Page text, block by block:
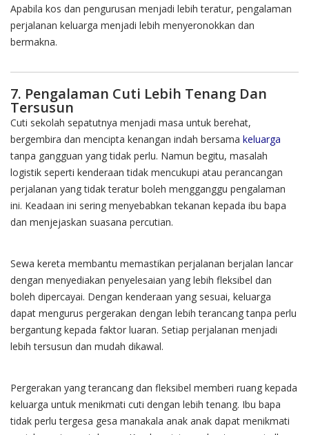
Apabila kos dan pengurusan menjadi lebih teratur, pengalaman
perjalanan keluarga menjadi lebih menyeronokkan dan
bermakna.
7. Pengalaman Cuti Lebih Tenang Dan
Tersusun
Cuti sekolah sepatutnya menjadi masa untuk berehat,
bergembira dan mencipta kenangan indah bersama keluarga
tanpa gangguan yang tidak perlu. Namun begitu, masalah
logistik seperti kenderaan tidak mencukupi atau perancangan
perjalanan yang tidak teratur boleh mengganggu pengalaman
ini. Keadaan ini sering menyebabkan tekanan kepada ibu bapa
dan menjejaskan suasana percutian.
Sewa kereta membantu memastikan perjalanan berjalan lancar
dengan menyediakan penyelesaian yang lebih fleksibel dan
boleh dipercayai. Dengan kenderaan yang sesuai, keluarga
dapat mengurus pergerakan dengan lebih terancang tanpa perlu
bergantung kepada faktor luaran. Setiap perjalanan menjadi
lebih tersusun dan mudah dikawal.
Pergerakan yang terancang dan fleksibel memberi ruang kepada
keluarga untuk menikmati cuti dengan lebih tenang. Ibu bapa
tidak perlu tergesa gesa manakala anak anak dapat menikmati